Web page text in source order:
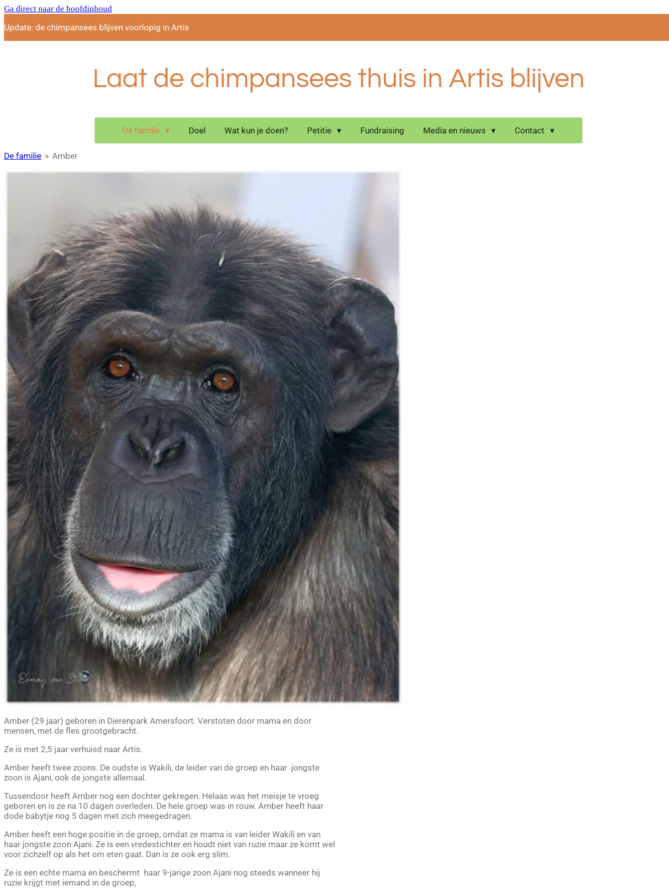
Ga direct naar de hoofdinhoud
Update: de chimpansees blijven voorlopig in Artis
Laat de chimpansees thuis in Artis blijven
De familie Doel Wat kun je doen? Petitie Fundraising Media en nieuws Contact
De familie » Amber
Amber (29 jaar) geboren in Dierenpark Amersfoort. Verstoten door mama en door
mensen, met de fles grootgebracht.
Ze is met 2,5 jaar verhuisd naar Artis.
Amber heeft twee zoons. De oudste is Wakili, de leider van de groep en haar jongste
zoon is Ajani, ook de jongste allemaal.
Tussendoor heeft Amber nog een dochter gekregen. Helaas was het meisje te vroeg
geboren en is ze na 10 dagen overleden. De hele groep was in rouw. Amber heeft haar
dode babytje nog 5 dagen met zich meegedragen.
Amber heeft een hoge positie in de groep, omdat ze mama is van leider Wakili en van
haar jongste zoon Ajani. Ze is een vredestichter en houdt niet van ruzie maar ze komt wel
voor zichzelf op als het om eten gaat. Dan is ze ook erg slim.
Ze is een echte mama en beschermt haar 9-jarige zoon Ajani nog steeds wanneer hij
ruzie krijgt met iemand in de groep,